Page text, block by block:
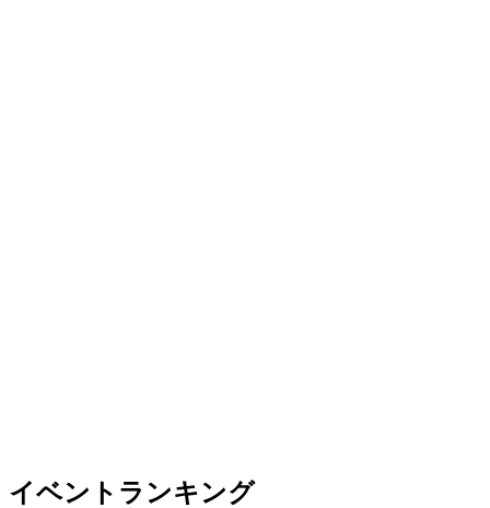
イベントランキング